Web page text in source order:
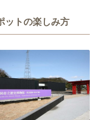
ットの楽しみ方